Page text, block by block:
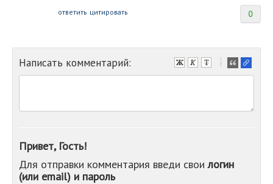
0
ответить цитировать
Написать комментарий:
-
-
-
-
Привет, Гость!
Для отправки комментария введи своилогин
(или email) и пароль